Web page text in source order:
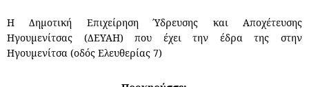
Η Δημοτική Επιχείρηση Ύδρευσης και Αποχέτευσης
Ηγουμενίτσας (ΔΕΥΑΗ) που έχει την έδρα της στην
Ηγουμενίτσα (οδός Ελευθερίας 7)